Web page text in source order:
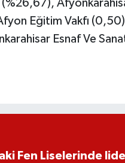
Eğitim Vakfı
Esnaf Ve
Fen Liselerinde